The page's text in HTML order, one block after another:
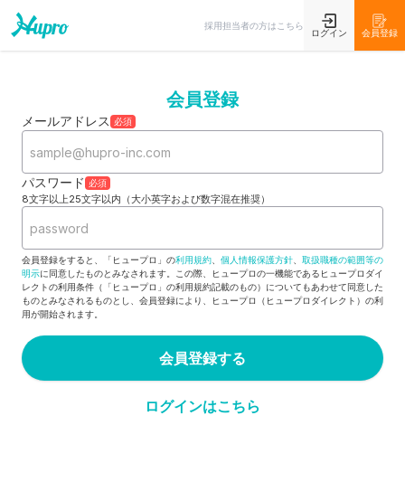
採用担当者の方はこちら
ログイン 会員登録
会員登録
メールアドレス 必須
パスワード 必須
8文字以上25文字以内（大小英字および数字混在推奨）
会員登録をすると、「ヒュープロ」の利用規約 個人情報保護方針
取扱職種の範囲等の
明示に同意したものとみなされます。この際、ヒュープロの一機能であるヒュープロダイ
レクトの利用条件（「ヒュープロ」の利用規約記載のもの）についてもあわせて同意した
ものとみなされるものとし、会員登録により、ヒュープロ（ヒュープロダイレクト）の利
用が開始されます。
会員登録する
ログインはこちら